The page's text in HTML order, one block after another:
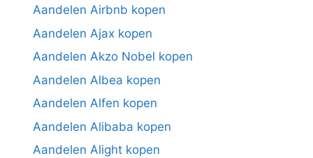
Aandelen Airbnb kopen
Aandelen Ajax kopen
Aandelen Akzo Nobel kopen
Aandelen Albea kopen
Aandelen Alfen kopen
Aandelen Alibaba kopen
Aandelen Alight kopen